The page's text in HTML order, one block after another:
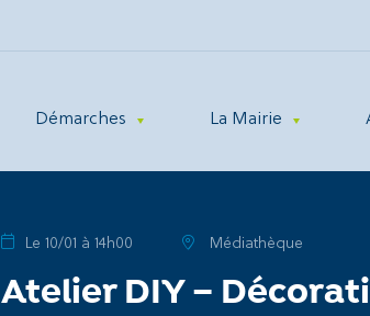
Démarches La Mairie
Le 10/01 à 14h00 Médiathèque
Atelier DIY –